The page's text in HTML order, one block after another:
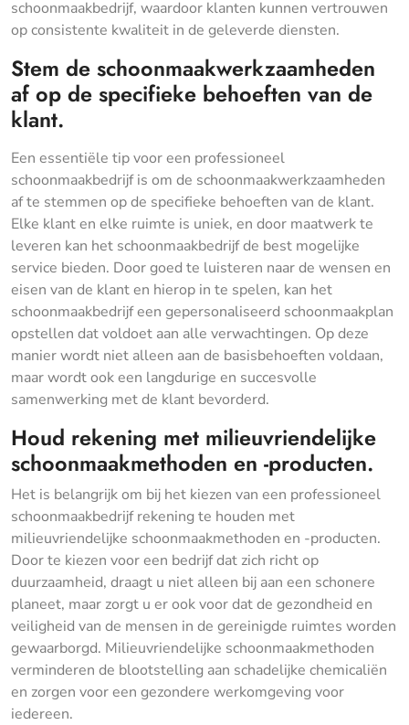
schoonmaakbedrijf, waardoor klanten kunnen vertrouwen
op consistente kwaliteit in de geleverde diensten.
Stem de schoonmaakwerkzaamheden
af op de specifieke behoeften van de
klant.
Een essentiële tip voor een professioneel
schoonmaakbedrijf is om de schoonmaakwerkzaamheden
af te stemmen op de specifieke behoeften van de klant.
Elke klant en elke ruimte is uniek, en door maatwerk te
leveren kan het schoonmaakbedrijf de best mogelijke
service bieden. Door goed te luisteren naar de wensen en
eisen van de klant en hierop in te spelen, kan het
schoonmaakbedrijf een gepersonaliseerd schoonmaakplan
opstellen dat voldoet aan alle verwachtingen. Op deze
manier wordt niet alleen aan de basisbehoeften voldaan,
maar wordt ook een langdurige en succesvolle
samenwerking met de klant bevorderd.
Houd rekening met milieuvriendelijke
schoonmaakmethoden en -producten.
Het is belangrijk om bij het kiezen van een professioneel
schoonmaakbedrijf rekening te houden met
milieuvriendelijke schoonmaakmethoden en -producten.
Door te kiezen voor een bedrijf dat zich richt op
duurzaamheid, draagt u niet alleen bij aan een schonere
planeet, maar zorgt u er ook voor dat de gezondheid en
veiligheid van de mensen in de gereinigde ruimtes worden
gewaarborgd. Milieuvriendelijke schoonmaakmethoden
verminderen de blootstelling aan schadelijke chemicaliën
en zorgen voor een gezondere werkomgeving voor
iedereen.